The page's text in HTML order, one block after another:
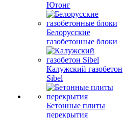
Ютонг
Белорусские
газобетонные блоки
Калужский газобетон
Sibel
Бетонные плиты
перекрытия